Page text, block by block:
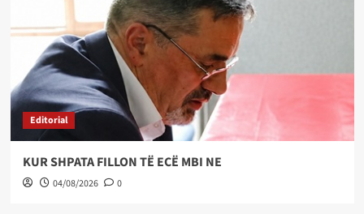
Editorial
KUR SHPATA FILLON TË ECË MBI NE
04/08/2026 0